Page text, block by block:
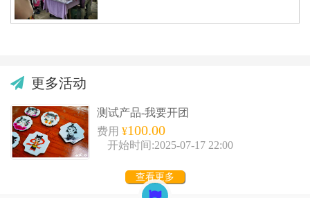
更多活动
测试产品-我要开团
费用 ¥100.00
开始时间:2025-07-17 22:00
查看更多